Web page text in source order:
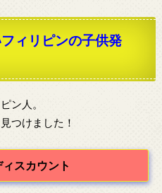
ィリピンの子供発
ン人。
つけました！
スカウント